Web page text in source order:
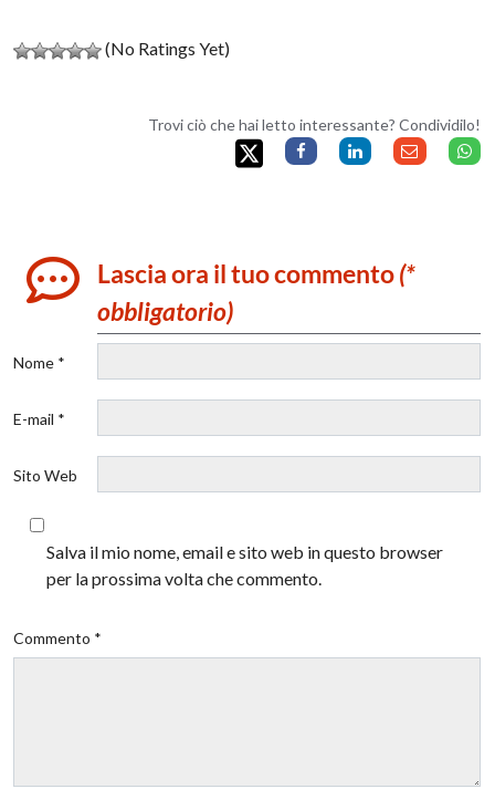
(No Ratings Yet)
Trovi ciò che hai letto interessante? Condividilo!
Lascia ora il tuo commento(*
obbligatorio)
Nome *
E-mail *
Sito Web
Salva il mio nome, email e sito web in questo browser
per la prossima volta che commento.
Commento *